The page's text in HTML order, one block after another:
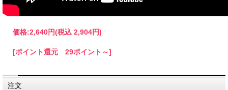
価格:2,640円(税込 2,904円)
[ポイント還元 29ポイント～]
注文